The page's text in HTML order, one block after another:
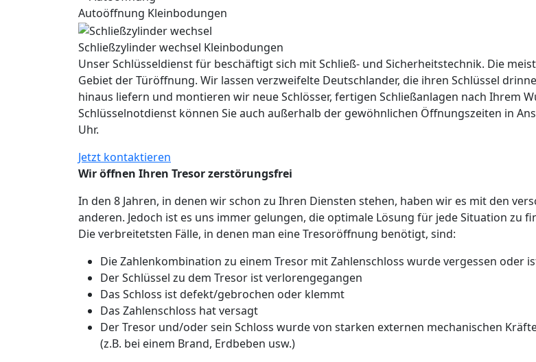
Autoöffnung Kleinbodungen
Schließzylinder wechsel Kleinbodungen
Unser Schlüsseldienst für beschäftigt sich mit Schließ- und Sicherheitstechnik. Die
Gebiet der Türöffnung. Wir lassen verzweifelte Deutschlander, die ihren Schlüssel
hinaus liefern und montieren wir neue Schlösser, fertigen Schließanlagen nach Ihrem
Schlüsselnotdienst können Sie auch außerhalb der gewöhnlichen Öffnungszeiten in
Uhr.
Jetzt kontaktieren
Wir öffnen Ihren Tresor zerstörungsfrei
In den 8 Jahren, in denen wir schon zu Ihren Diensten stehen, haben wir es mit den
anderen. Jedoch ist es uns immer gelungen, die optimale Lösung für jede Situation zu
Die verbreitetsten Fälle, in denen man eine Tresoröffnung benötigt, sind:
Die Zahlenkombination zu einem Tresor mit Zahlenschloss wurde vergessen oder
Der Schlüssel zu dem Tresor ist verlorengegangen
Das Schloss ist defekt/gebrochen oder klemmt
Das Zahlenschloss hat versagt
Der Tresor und/oder sein Schloss wurde von starken externen mechanischen
(z.B. bei einem Brand, Erdbeben usw.)